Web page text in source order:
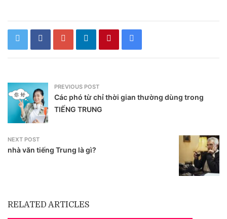
PREVIOUS POST
Các phó từ chỉ thời gian thường dùng trong
TIẾNG TRUNG
NEXT POST
nhà văn tiếng Trung là gì?
RELATED ARTICLES